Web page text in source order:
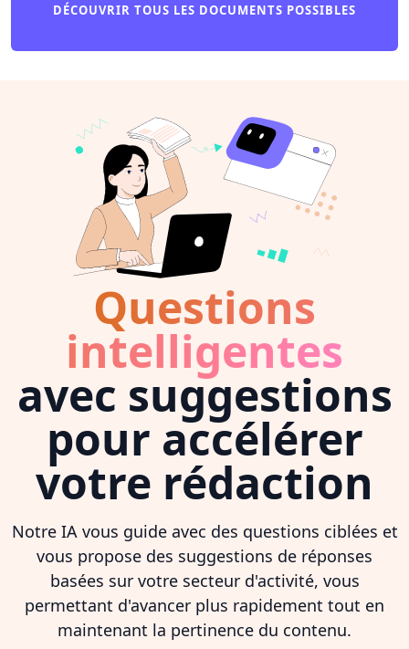
DÉCOUVRIR TOUS LES DOCUMENTS POSSIBLES
Questions
intelligentes
avec suggestions
pour accélérer
votre rédaction
Notre IA vous guide avec des questions ciblées et
vous propose des suggestions de réponses
basées sur votre secteur d'activité, vous
permettant d'avancer plus rapidement tout en
maintenant la pertinence du contenu.